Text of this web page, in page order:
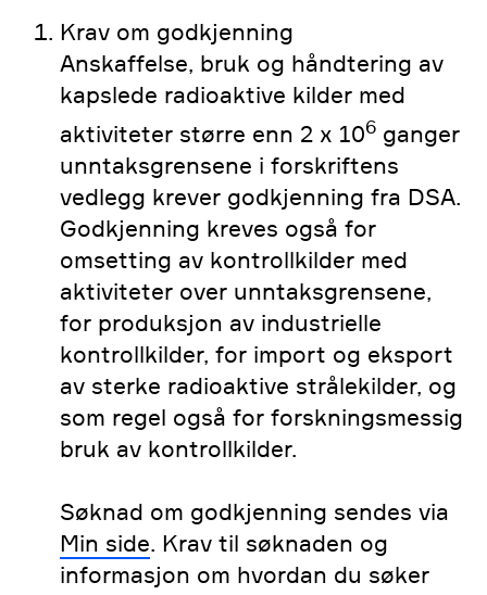
Krav om godkjenning
Anskaffelse, bruk og håndtering av
kapslede radioaktive kilder med
aktiviteter større enn 2 x 106 ganger
unntaksgrensene i forskriftens
vedlegg krever godkjenning fra DSA.
Godkjenning kreves også for
omsetting av kontrollkilder med
aktiviteter over unntaksgrensene,
for produksjon av industrielle
kontrollkilder, for import og eksport
av sterke radioaktive strålekilder, og
som regel også for forskningsmessig
bruk av kontrollkilder.
Søknad om godkjenning sendes via
Min side. Krav til søknaden og
informasjon om hvordan du søker